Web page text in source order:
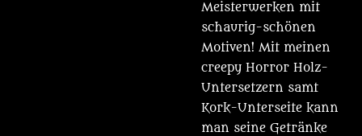
Meisterwerken mit
schaurig-schönen
Motiven! Mit meinen
creepy Horror Holz-
Untersetzern samt
Kork-Unterseite kann
man seine Getränke